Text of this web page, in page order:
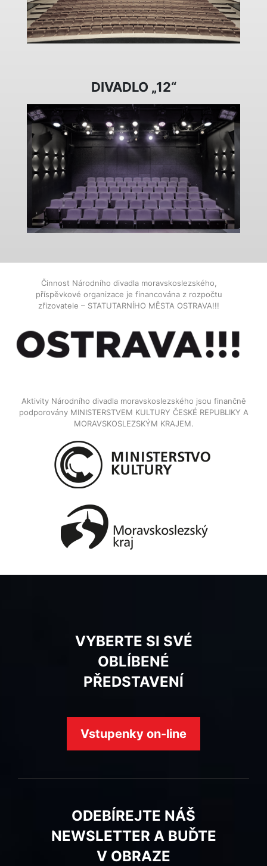
DIVADLO „12“
Činnost Národního divadla moravskoslezského,
příspěvkové organizace je financována z rozpočtu
zřizovatele – STATUTARNÍHO MĚSTA OSTRAVA!!!
Aktivity Národního divadla moravskoslezského jsou finančně
podporovány MINISTERSTVEM KULTURY ČESKÉ REPUBLIKY A
MORAVSKOSLEZSKÝM KRAJEM.
VYBERTE SI SVÉ
OBLÍBENÉ
PŘEDSTAVENÍ
Vstupenky on-line
ODEBÍREJTE NÁŠ
NEWSLETTER A BUĎTE
V OBRAZE